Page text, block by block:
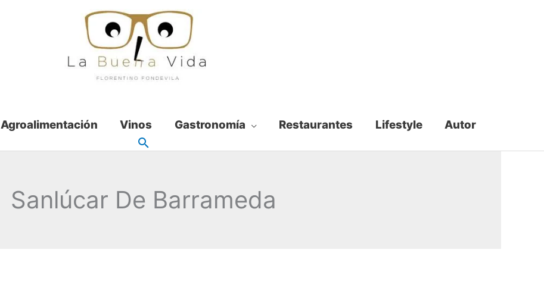
Agroalimentación Vinos Gastronomía Restaurantes Lifestyle Autor
Sanlúcar De Barrameda